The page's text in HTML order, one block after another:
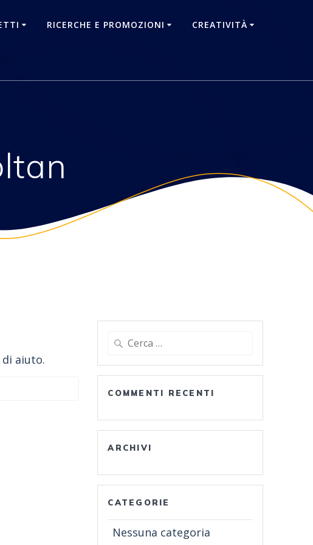
RICERCHE E PROMOZIONI CREATIVITÀ
aiuto.
Ricerca
COMMENTI RECENTI
ARCHIVI
CATEGORIE
Nessuna categoria